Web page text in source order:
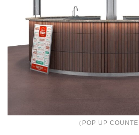
（POP UP